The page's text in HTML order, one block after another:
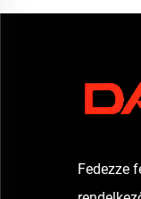
Fedezze